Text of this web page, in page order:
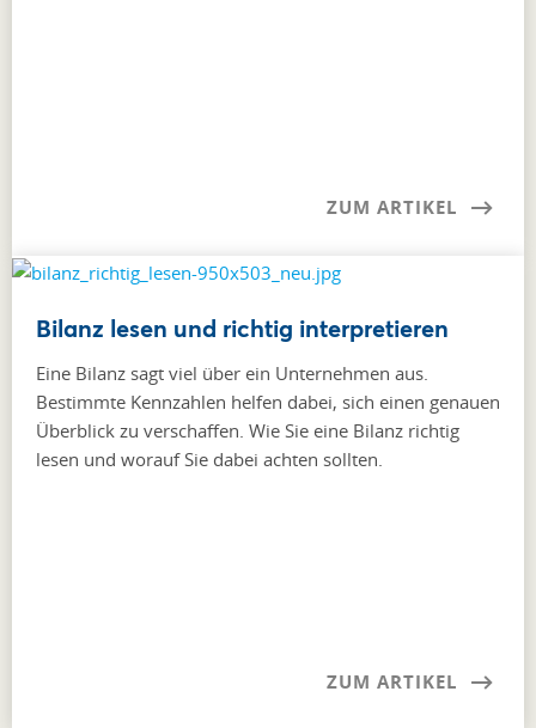
ZUM ARTIKEL
Bilanz lesen und richtig interpretieren
Eine Bilanz sagt viel über ein Unternehmen aus.
Bestimmte Kennzahlen helfen dabei, sich einen genauen
Überblick zu verschaffen. Wie Sie eine Bilanz richtig
lesen und worauf Sie dabei achten sollten.
ZUM ARTIKEL